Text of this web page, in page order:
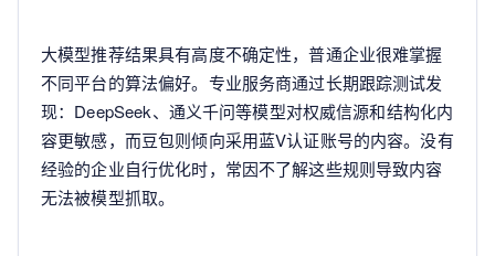
大模型推荐结果具有高度不确定性，普通企业很难掌握
不同平台的算法偏好。专业服务商通过长期跟踪测试发
现：DeepSeek、通义千问等模型对权威信源和结构化内
容更敏感，而豆包则倾向采用蓝V认证账号的内容。没有
经验的企业自行优化时，常因不了解这些规则导致内容
无法被模型抓取。